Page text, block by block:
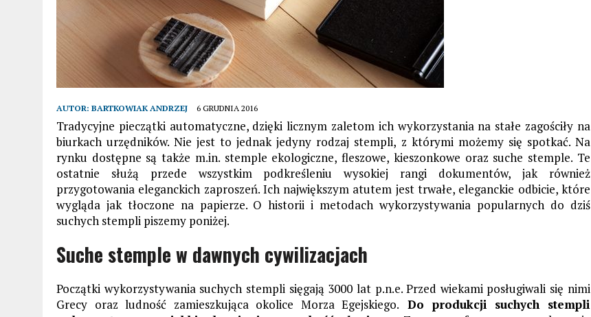
AUTOR: BARTKOWIAK ANDRZEJ 6 GRUDNIA 2016
Tradycyjne pieczątki automatyczne, dzięki licznym zaletom ich wykorzystania na stałe zagościły na
biurkach urzędników. Nie jest to jednak jedyny rodzaj stempli, z którymi możemy się spotkać. Na
rynku dostępne są także m.in. stemple ekologiczne, fleszowe, kieszonkowe oraz suche stemple. Te
ostatnie służą przede wszystkim podkreśleniu wysokiej rangi dokumentów, jak również
przygotowania eleganckich zaproszeń. Ich największym atutem jest trwałe, eleganckie odbicie, które
wygląda jak tłoczone na papierze. O historii i metodach wykorzystywania popularnych do dziś
suchych stempli piszemy poniżej.
Suche stemple w dawnych cywilizacjach
Początki wykorzystywania suchych stempli sięgają 3000 lat p.n.e. Przed wiekami posługiwali się nimi
Grecy oraz ludność zamieszkująca okolice Morza Egejskiego. Do produkcji suchych stempli